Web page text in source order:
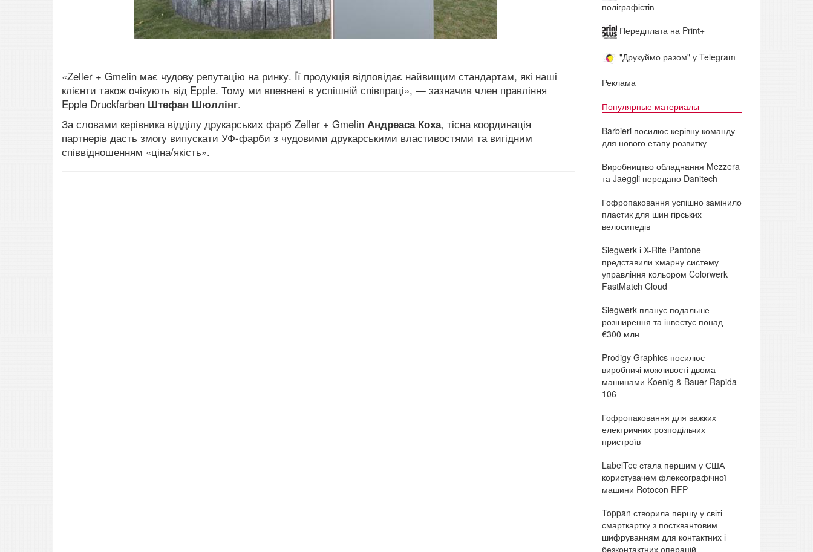
«Zeller + Gmelin має чудову репутацію на ринку. Її продукція відповідає найвищим стандартам, які наші
клієнти також очікують від Epple. Тому ми впевнені в успішній співпраці», — зазначив член правління
Epple Druckfarben Штефан Шюллінг.
За словами керівника відділу друкарських фарб Zeller + Gmelin Андреаса Коха, тісна координація
партнерів дасть змогу випускати УФ-фарби з чудовими друкарськими властивостями та вигідним
співвідношенням «ціна/якість».
поліграфістів
Передплата на Print+
"Друкуймо разом" у Telegram
Реклама
Популярные материалы
Barbieri посилює керівну команду
для нового етапу розвитку
Виробництво обладнання Mezzera
та Jaeggli передано Danitech
Гофропаковання успішно замінило
пластик для шин гірських
велосипедів
Siegwerk і X-Rite Pantone
представили хмарну систему
управління кольором Colorwerk
FastMatch Cloud
Siegwerk планує подальше
розширення та інвестує понад
€300 млн
Prodigy Graphics посилює
виробничі можливості двома
машинами Koenig & Bauer Rapida
106
Гофропаковання для важких
електричних розподільчих
пристроїв
LabelTec стала першим у США
користувачем флексографічної
машини Rotocon RFP
Toppan створила першу у світі
смарткартку з постквантовим
шифруванням для контактних і
безконтактних операцій